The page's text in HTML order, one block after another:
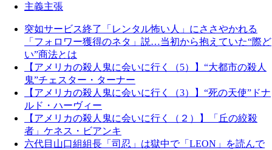
主義主張
突如サービス終了「レンタル怖い人」にささやかれる
「フォロワー獲得のネタ」説…当初から抱えていた“際ど
い”商法とは
【アメリカの殺人鬼に会いに行く（5）】“大都市の殺人
鬼”チェスター・ターナー
【アメリカの殺人鬼に会いに行く（3）】“死の天使”ドナ
ルド・ハーヴィー
【アメリカの殺人鬼に会いに行く（２）】「丘の絞殺
者」ケネス・ビアンキ
六代目山口組組長「司忍」は獄中で「LEON」を読んで